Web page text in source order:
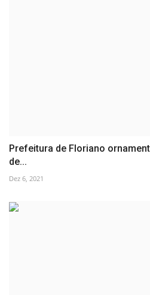
Prefeitura de Floriano
de...
Dez 6, 2021